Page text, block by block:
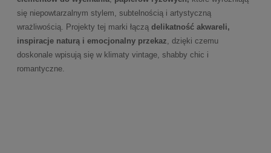
się niepowtarzalnym stylem, subtelnością i artystyczną
wrażliwością. Projekty tej marki łączą delikatność akwareli,
inspiracje naturą i emocjonalny przekaz , dzięki czemu
doskonale wpisują się w klimaty vintage, shabby chic i
romantyczne.